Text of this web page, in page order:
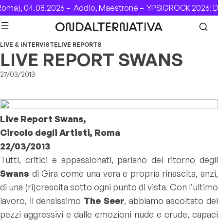
Skip to content
04.08.2026 –Addio, Maestrone –YPSIGROCK 2026:
LIVE & INTERVISTELIVE REPORTS
LIVE REPORT SWANS
27/03/2013
Live Report Swans,
Circolo degli Artisti, Roma
22/03/2013
Tutti, critici e appassionati, parlano del ritorno degli
Swans di Gira come una vera e propria rinascita, anzi,
di una (ri)crescita sotto ogni punto di vista. Con l’ultimo
lavoro, il densissimo The Seer, abbiamo ascoltato dei
pezzi aggressivi e dalle emozioni nude e crude, capaci